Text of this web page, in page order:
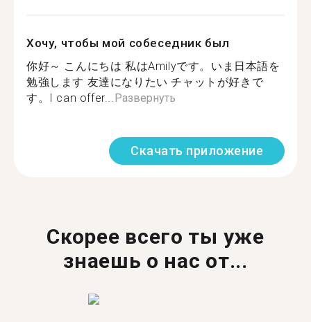
Хочу, чтобы мой собеседник был
你好～ こんにちは 私はAmilyです。いま日本語を
勉強します 友達になりたい チャットが好きで
す。I can offer...Развернуть
Скачать приложение
Скорее всего ты уже
знаешь о нас от...